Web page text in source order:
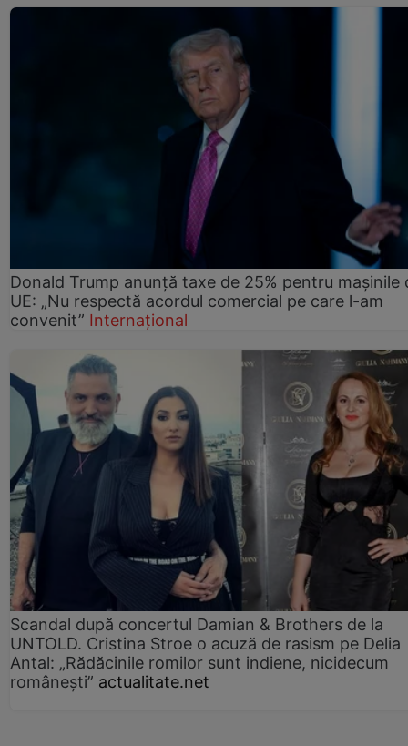
Donald Trump anunță taxe de 25% pentru mașinile
UE: „Nu respectă acordul comercial pe care l-am
convenit” Internațional
Scandal după concertul Damian & Brothers de la
UNTOLD. Cristina Stroe o acuză de rasism pe Delia
Antal: „Rădăcinile romilor sunt indiene, nicidecum
românești” actualitate.net